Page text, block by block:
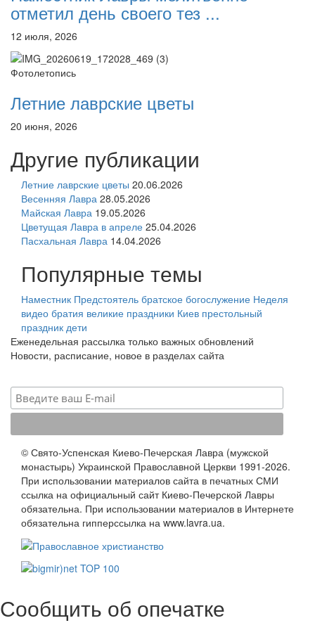
отметил день своего тез ...
12 июля, 2026
Фотолетопись
Летние лаврские цветы
20 июня, 2026
Другие публикации
Летние лаврские цветы 20.06.2026
Весенняя Лавра 28.05.2026
Майская Лавра 19.05.2026
Цветущая Лавра в апреле 25.04.2026
Пасхальная Лавра 14.04.2026
Популярные темы
Наместник Предстоятель братское богослужение Неделя
видео братия великие праздники Киев престольный
праздник дети
Еженедельная рассылка только важных обновлений
Новости, расписание, новое в разделах сайта
© Свято-Успенская Киево-Печерская Лавра (мужской
монастырь) Украинской Православной Церкви 1991-2026.
При использовании материалов сайта в печатных СМИ
ссылка на официальный сайт Киево-Печерской Лавры
обязательна. При использовании материалов в Интернете
обязательна гипперссылка на www.lavra.ua.
Сообщить об опечатке